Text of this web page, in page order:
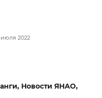
июля 2022
Новости ЯНАО,